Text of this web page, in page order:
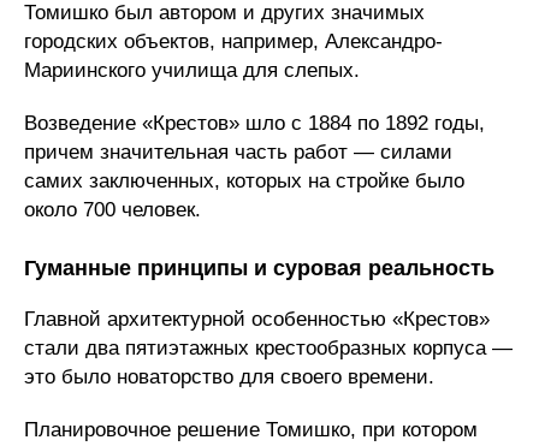
Томишко был автором и других значимых
городских объектов, например, Александро-
Мариинского училища для слепых.
Возведение «Крестов» шло с 1884 по 1892 годы,
причем значительная часть работ — силами
самих заключенных, которых на стройке было
около 700 человек.
Гуманные принципы и суровая реальность
Главной архитектурной особенностью «Крестов»
стали два пятиэтажных крестообразных корпуса —
это было новаторство для своего времени.
Планировочное решение Томишко, при котором